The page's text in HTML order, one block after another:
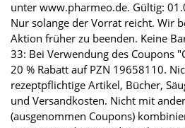
unter www.pharmeo.de. Gültig:
Nur solange der Vorrat reicht. Wir
Aktion früher zu beenden. Keine
33: Bei Verwendung des Coupons
20 % Rabatt auf PZN 19658110.
rezeptpflichtige Artikel, Bücher,
und Versandkosten. Nicht mit
(ausgenommen Coupons)